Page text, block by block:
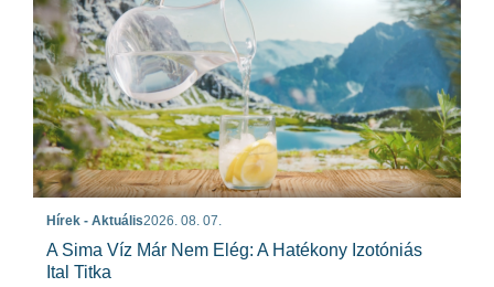
Hírek - Aktuális2026. 08. 07.
A Sima Víz Már Nem Elég: A Hatékony Izotóniás
Ital Titka